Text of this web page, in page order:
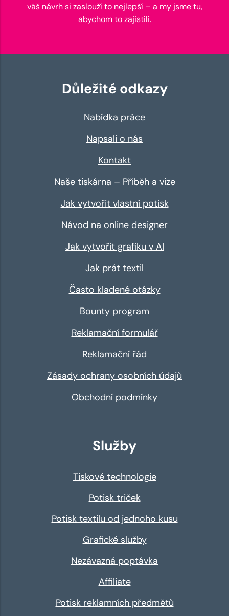
váš návrh si zaslouží to nejlepší – a my jsme tu,
abychom to zajistili.
Důležité odkazy
Nabídka práce
Napsali o nás
Kontakt
Naše tiskárna – Příběh a vize
Jak vytvořit vlastní potisk
Návod na online designer
Jak vytvořit grafiku v AI
Jak prát textil
Často kladené otázky
Bounty program
Reklamační formulář
Reklamační řád
Zásady ochrany osobních údajů
Obchodní podmínky
Služby
Tiskové technologie
Potisk triček
Potisk textilu od jednoho kusu
Grafické služby
Nezávazná poptávka
Affiliate
Potisk reklamních předmětů